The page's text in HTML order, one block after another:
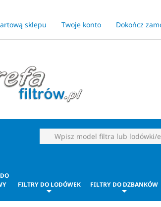
sklepu Twoje konto Dokończ
FILTRY DO LODÓWEK FILTRY DO DZBANKÓW